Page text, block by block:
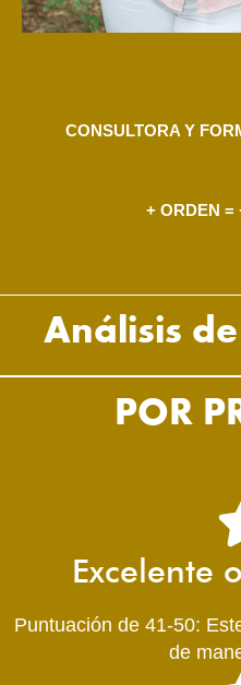
CONSULTORA Y
+ ORDEN =
Análisis
POR
Excelente
Puntuación de 41-50:
de